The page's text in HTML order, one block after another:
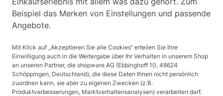
In den Warenkorb In den Warenkorb
Beispiel das Merken von Einstellungen und passende
Angebote.
Mit Klick auf „Akzeptieren Sie alle Cookies“ erteilen Sie Ihre
Einwilligung auch in die Weitergabe über Ihr Verhalten in unserem Shop
an unseren Partner, die shopware AG (Ebbinghoff 10, 48624
Schöppingen, Deutschland), die diese Daten Ihnen nicht persönlich
zuordnen kann, sie aber zu eigenen Zwecken (z.B.
Produktverbesserungen, Marktverhaltensanalysen) verarbeiten darf.